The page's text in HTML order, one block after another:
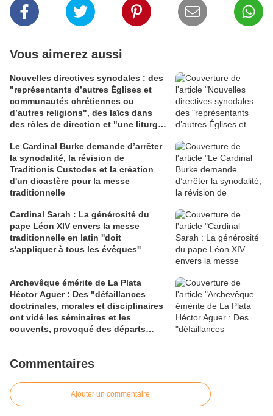
Vous aimerez aussi
Nouvelles directives synodales : des
"représentants d’autres Églises et
communautés chrétiennes ou
d’autres religions", des laïcs dans
des rôles de direction et "une liturgie
Le Cardinal Burke demande d’arrêter
la synodalité, la révision de
Traditionis Custodes et la création
d'un dicastère pour la messe
traditionnelle
Cardinal Sarah : La générosité du
pape Léon XIV envers la messe
traditionnelle en latin ''doit
s'appliquer à tous les évêques''
Archevêque émérite de La Plata
Héctor Aguer : Des "défaillances
doctrinales, morales et disciplinaires
ont vidé les séminaires et les
couvents, provoqué des départs
Commentaires
Ajouter un commentaire